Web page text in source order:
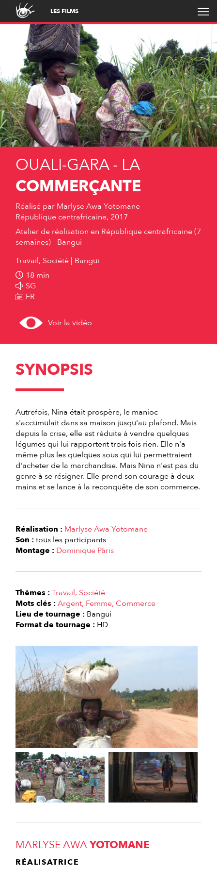
LES FILMS
OUALI-GARA - LA
COMMERÇANTE
Réalisé par Marlyse Awa Yotomane
République centrafricaine, 2017
Atelier de réalisation en République centrafricaine (7
semaines) - Bangui
Travail, Société Bangui
18 min
SG
FR
Voir la vidéo
SYNOPSIS
Autrefois, Nina était prospère, le manioc
s'accumulait dans sa maison jusqu'au plafond. Mais
depuis la crise, elle est réduite à vendre quelques
légumes qui lui rapportent trois fois rien. Elle n'a
même plus les quelques sous qui lui permettraient
d'acheter de la marchandise. Mais Nina n'est pas du
genre à se résigner. Elle prend son courage à deux
mains et se lance à la reconquête de son commerce.
Réalisation : Marlyse Awa Yotomane
Son : tous les participants
Montage : Dominique Pâris
Thèmes : Travail Société
Mots clés : Argent Femme Commerce
Lieu de tournage : Bangui
Format de tournage : HD
MARLYSE AWAYOTOMANE
RÉALISATRICE